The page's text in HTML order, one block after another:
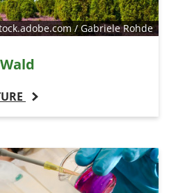
/ Gabriele Rohde